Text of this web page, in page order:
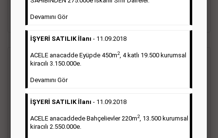
Detaylı Bilgi & İlan Örnekleri
Vasıta İlanı
Sarı sayfa ilanlar alım- satım, duyuru, mini reklam şeklinde
ifade edilebilen ilanlardır. Gazetelerin tirajını önemli ölçüde
etkilerler ve gazete gelirlerinin de önemli bir bölümünü
oluştururlar.Sabah sarı sayfa eleman ilanlarında 6 kelime
sayısı şartı aranmamaktadır.
Devamını Gör
İŞYERİ SATILIK İlanı - 11.09.2018
ACELE anacadde Eyüpde 450m2, 4 katlı 19.500 kurumsal
kiracılı 3.150.000e.
Devamını Gör
İŞYERİ SATILIK İlanı - 11.09.2018
ACELE anacaddede Bahçelievler 220m2, 13.500 kurumsal
kiracılı 2.550.000e.